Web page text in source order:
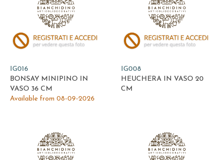
IG016
BONSAY MINIPINO IN
VASO 36 CM
Available from 08-09-2026
IG008
HEUCHERA IN VASO 20
CM